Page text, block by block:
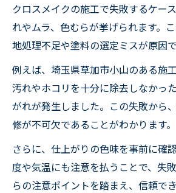
クロスメイクの施工で失敗するケー
れやムラ、色むらが挙げられます。
地処理不足や塗料の選定ミスが原因で
例えば、埼玉県草加市小山のある施
汚れやホコリを十分に除去しなかっ
がれが発生しました。この失敗から
修が不可欠であることがわかります。
さらに、仕上がりの色味を事前に確
度や気温にも注意を払うことで、失
らの注意ポイントを踏まえ、信頼で